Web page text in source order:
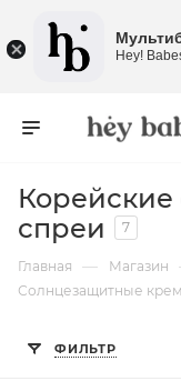
спреи
7
Главная — Магазин
Солнцезащитные
ФИЛЬТР
Hey!